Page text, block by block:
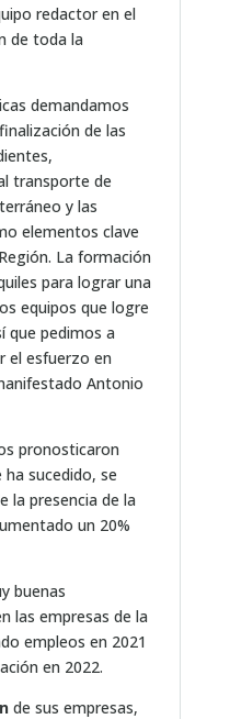
redactor en el
de toda la
demandamos
de las
transporte de
y las
elementos clave
La formación
para lograr una
equipos que logre
que pedimos a
el esfuerzo en
Antonio
pronosticaron
sucedido, se
la presencia de la
un 20%
buenas
las empresas de la
empleos en 2021
en 2022.
de sus empresas,